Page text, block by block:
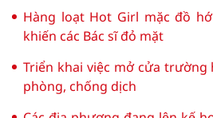
Hàng loạt Hot Girl mặc đồ
khiến các Bác sĩ đỏ mặt
Triển khai việc mở cửa trường
phòng, chống dịch